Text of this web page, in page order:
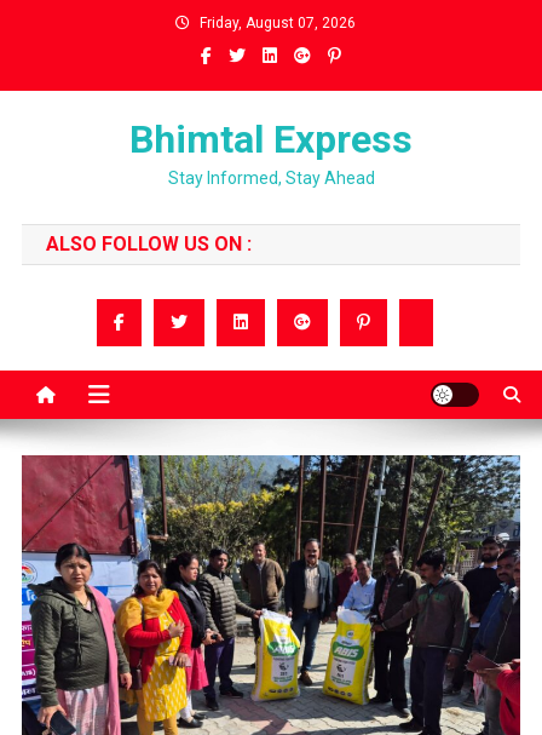
Friday, August 07, 2026
Bhimtal Express
Stay Informed, Stay Ahead
ALSO FOLLOW US ON :